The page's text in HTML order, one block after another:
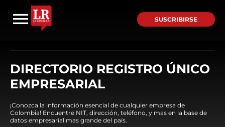
SUSCRIBIRSE
DIRECTORIO REGISTRO ÚNICO
EMPRESARIAL
¡Conozca la información esencial de cualquier empresa de
Colombia! Encuentre NIT, dirección, teléfono, y mas en la base de
datos empresarial mas grande del país.